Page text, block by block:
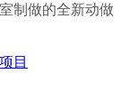
制做的全新动做
目